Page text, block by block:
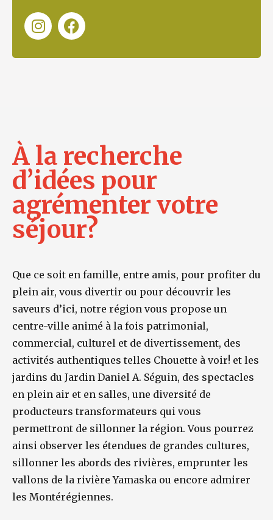
À la recherche
d’idées pour
agrémenter votre
séjour?
Que ce soit en famille, entre amis, pour profiter du
plein air, vous divertir ou pour découvrir les
saveurs d’ici, notre région vous propose un
centre-ville animé à la fois patrimonial,
commercial, culturel et de divertissement, des
activités authentiques telles Chouette à voir! et les
jardins du Jardin Daniel A. Séguin, des spectacles
en plein air et en salles, une diversité de
producteurs transformateurs qui vous
permettront de sillonner la région. Vous pourrez
ainsi observer les étendues de grandes cultures,
sillonner les abords des rivières, emprunter les
vallons de la rivière Yamaska ou encore admirer
les Montérégiennes.